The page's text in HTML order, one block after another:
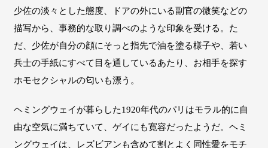
少佐の淡々とした態度、ドアの外にいる副官の微笑などの
描写から、事務的な取り調べのような印象を受ける。た
だ、少佐が自分の顔にそっと指先で油を塗る様子や、若い
兵士の手紙にすべて目を通しているあたり、お相手を探す
ホモセクシャルの匂いも漂う。
ヘミングウェイが暮らした1920年代のパリはモラル的に自
由な空気に満ちていて、ゲイにも寛容だったようだ。ヘミ
ングウェイは、レズビアンも含めて割とよく同性愛をモチ